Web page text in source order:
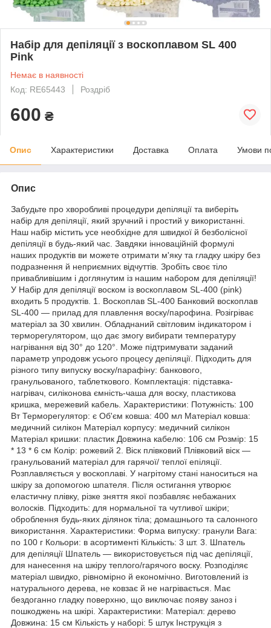
Набір для депіляції з воскоплавом SL 400
Pink
Немає в наявності
Код: RE65443
Роздріб
600 ₴
Опис Характеристики Доставка Оплата Умови
Опис
Забудьте про хворобливі процедури депіляції та виберіть
набір для депіляції, який зручний і простий у використанні.
Наш набір містить усе необхідне для швидкої й безболісної
депіляції в будь-який час. Завдяки інноваційній формулі
наших продуктів ви можете отримати м'яку та гладку шкіру без
подразнення й неприємних відчуттів. Зробіть своє тіло
привабливішим і доглянутим із нашим набором для депіляції!
У Набір для депіляції воском із воскоплавом SL-400 (pink)
входить 5 продуктів. 1. Воскоплав SL-400 Банковий воскоплав
SL-400 — прилад для плавлення воску/парофина. Розігріває
матеріал за 30 хвилин. Обладнаний світловим індикатором і
терморегулятором, що дає змогу вибирати температуру
нагрівання від 30° до 120°. Може підтримувати заданий
параметр упродовж усього процесу депіляції. Підходить для
різного типу випуску воску/парафіну: банкового,
гранульованого, таблеткового. Комплектація: підставка-
нагрівач, силіконова ємність-чаша для воску, пластикова
кришка, мережевий кабель. Характеристики: Потужність: 100
Вт Терморегулятор: є Об'єм ковша: 400 мл Матеріал ковша:
медичний силікон Матеріал корпусу: медичний силікон
Матеріал кришки: пластик Довжина кабелю: 106 см Розмір: 15
* 13 * 6 см Колір: рожевий 2. Віск плівковий Плівковий віск —
гранульований матеріал для гарячої/ теплої епіляції.
Розплавляється у воскоплаві. У нагрітому стані наноситься на
шкіру за допомогою шпателя. Після остигання утворює
еластичну плівку, різке зняття якої позбавляє небажаних
волосків. Підходить: для нормальної та чутливої шкіри;
оброблення будь-яких ділянок тіла; домашнього та салонного
використання. Характеристики: Форма випуску: гранули Вага:
по 100 г Кольори: в асортименті Кількість: 3 шт. 3. Шпатель
для депіляції Шпатель — використовується під час депіляції,
для нанесення на шкіру теплого/гарячого воску. Розподіляє
матеріал швидко, рівномірно й економічно. Виготовлений із
натурального дерева, не ковзає й не нагрівається. Має
бездоганно гладку поверхню, що виключає появу заноз і
пошкоджень на шкірі. Характеристики: Матеріал: дерево
Довжина: 15 см Кількість у наборі: 5 штук Інструкція з